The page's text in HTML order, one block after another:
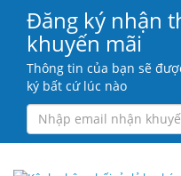
Đăng ký nhận
khuyến mãi
Thông tin của bạn sẽ
ký bất cứ lúc nào